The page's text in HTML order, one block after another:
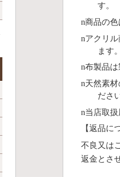
す。
n商品の⾊
nアクリ
ます。
n布製品は
n天然素
ださ
n当店取
【返品に
不良又は
返金とさ